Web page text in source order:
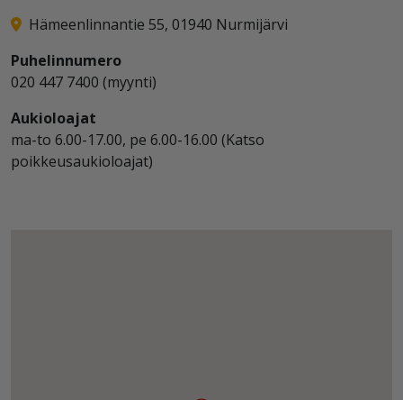
Hämeenlinnantie 55, 01940 Nurmijärvi
Puhelinnumero
020 447 7400 (myynti)
Aukioloajat
ma-to 6.00-17.00, pe 6.00-16.00 (Katso
poikkeusaukioloajat)